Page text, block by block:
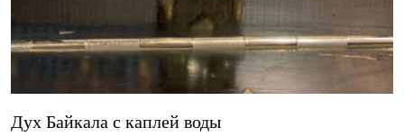
Дух Байкала с каплей воды